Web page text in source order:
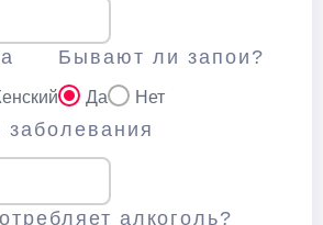
Бывают ли запои?
Да Нет
заболевания
алкоголь?